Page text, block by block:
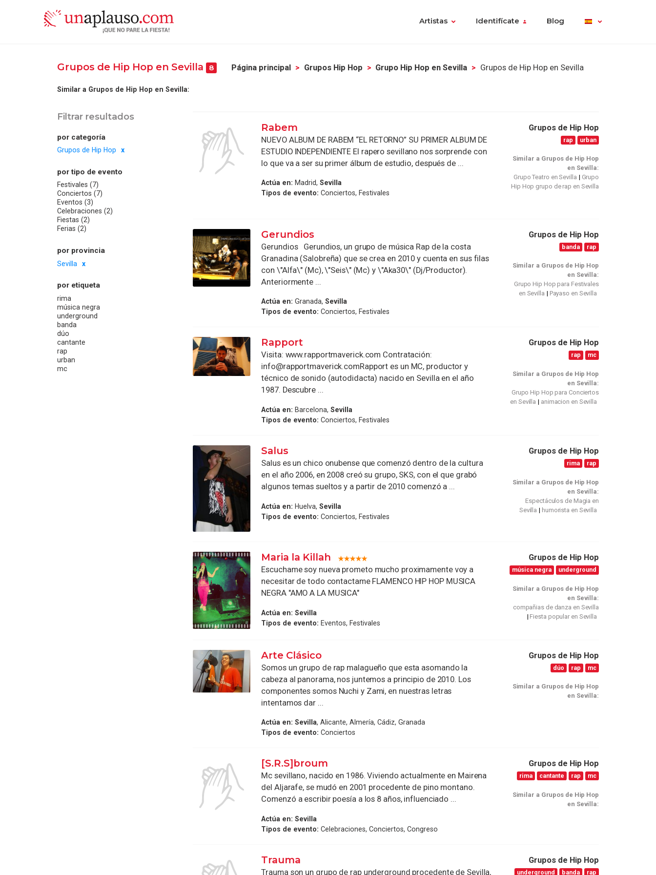
Artistas Identifícate Blog
Grupos de Hip Hop en Sevilla 8 Página principal Grupos Hip Hop Grupo Hip Hop en Sevilla Grupos de Hip Hop en Sevilla
Similar a Grupos de Hip Hop en Sevilla:
Filtrar resultados
por categoría
Grupos de Hip Hop
por tipo de evento
Festivales (7)
Conciertos (7)
Eventos (3)
Celebraciones (2)
Fiestas (2)
Ferias (2)
por provincia
Sevilla
por etiqueta
rima
música negra
underground
banda
dúo
cantante
rap
urban
mc
Rabem
NUEVO ALBUM DE RABEM “EL RETORNO” SU PRIMER ALBUM DE
ESTUDIO INDEPENDIENTE El rapero sevillano nos sorprende con
lo que va a ser su primer álbum de estudio, después de ...
Actúa en: Madrid,Sevilla
Tipos de evento: Conciertos, Festivales
Grupos de Hip Hop
rap urban
Similar a Grupos de Hip Hop
en Sevilla:
Grupo Teatro en Sevilla
Grupo
Hip Hop grupo de rap en Sevilla
Gerundios
Gerundios Gerundios, un grupo de música Rap de la costa
Granadina (Salobreña) que se crea en 2010 y cuenta en sus filas
con \"Alfa\" (Mc), \"Seis\" (Mc) y \"Aka30\" (Dj/Productor).
Anteriormente ...
Actúa en: Granada,Sevilla
Tipos de evento: Conciertos, Festivales
Grupos de Hip Hop
banda rap
Similar a Grupos de Hip Hop
en Sevilla:
Grupo Hip Hop para Festivales
en Sevilla
Payaso en Sevilla
Rapport
Visita: www.rapportmaverick.com Contratación:
info@rapportmaverick.comRapport es un MC, productor y
técnico de sonido (autodidacta) nacido en Sevilla en el año
1987. Descubre ...
Actúa en: Barcelona,Sevilla
Tipos de evento: Conciertos, Festivales
Grupos de Hip Hop
rap mc
Similar a Grupos de Hip Hop
en Sevilla:
Grupo Hip Hop para Conciertos
en Sevilla
animacion en Sevilla
Salus
Salus es un chico onubense que comenzó dentro de la cultura
en el año 2006, en 2008 creó su grupo, SKS, con el que grabó
algunos temas sueltos y a partir de 2010 comenzó a ...
Actúa en: Huelva,Sevilla
Tipos de evento: Conciertos, Festivales
Grupos de Hip Hop
rima rap
Similar a Grupos de Hip Hop
en Sevilla:
Espectáculos de Magia en
Sevilla
humorista en Sevilla
Maria la Killah
Escuchame soy nueva prometo mucho proximamente voy a
necesitar de todo contactame FLAMENCO HIP HOP MUSICA
NEGRA "AMO A LA MUSICA"
Actúa en: Sevilla
Tipos de evento: Eventos, Festivales
Grupos de Hip Hop
música negra underground
Similar a Grupos de Hip Hop
en Sevilla:
compañias de danza en Sevilla
Fiesta popular en Sevilla
Arte Clásico
Somos un grupo de rap malagueño que esta asomando la
cabeza al panorama, nos juntemos a principio de 2010. Los
componentes somos Nuchi y Zami, en nuestras letras
intentamos dar ...
Actúa en: Sevilla, Alicante, Almería, Cádiz, Granada
Tipos de evento: Conciertos
Grupos de Hip Hop
dúo rap mc
Similar a Grupos de Hip Hop
en Sevilla:
[S.R.S]broum
Mc sevillano, nacido en 1986. Viviendo actualmente en Mairena
del Aljarafe, se mudó en 2001 procedente de pino montano.
Comenzó a escribir poesía a los 8 años, influenciado ...
Actúa en: Sevilla
Tipos de evento: Celebraciones, Conciertos, Congreso
Grupos de Hip Hop
rima cantante rap mc
Similar a Grupos de Hip Hop
en Sevilla:
Trauma
Trauma son un grupo de rap underground procedente de Sevilla,
Grupos de Hip Hop
underground banda rap